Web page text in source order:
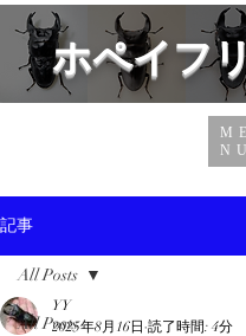
ホペイフ
ME
NU
記事
All Posts
All Posts
YY
2025年8月16日 読了時間: 4分